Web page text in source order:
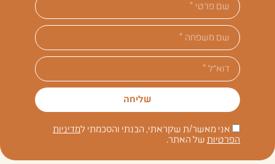
אני מאשר/ת שקראתי, הבנתי והסכמתי למדיניות
הפרטיותשל האתר.
שליחה